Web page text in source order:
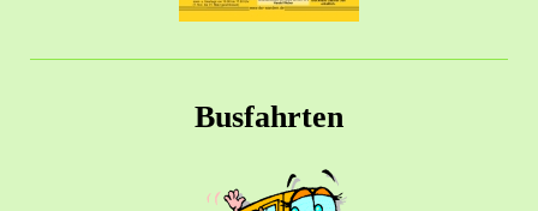
Busfahrten